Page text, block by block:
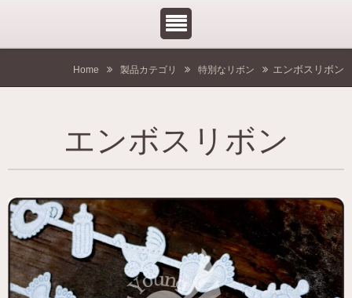
Home 製品カテゴリ 特別なリボン エンボスリボン
エンボスリボン